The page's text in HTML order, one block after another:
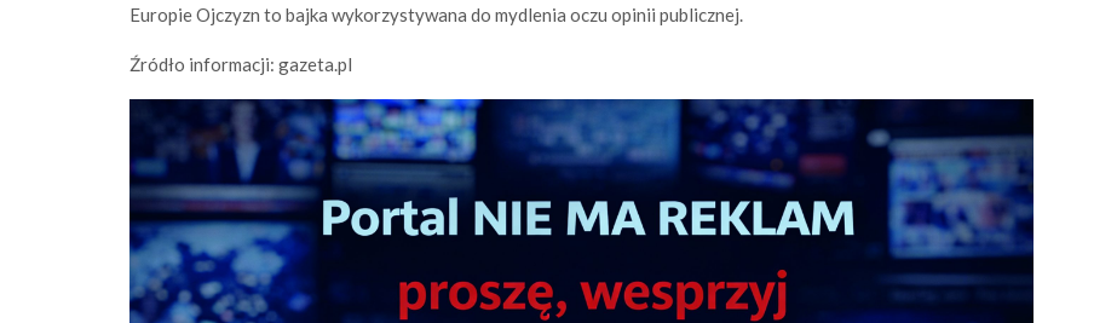
Europie Ojczyzn to bajka wykorzystywana do mydlenia oczu opinii publicznej.
Źródło informacji: gazeta.pl